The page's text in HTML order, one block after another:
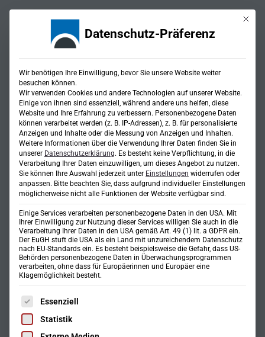
Blitzschutz- und
Erdungsanlagen
Mit
Datenschutz-Präferenz
Wir benötigen Ihre Einwilligung, bevor Sie unsere Website weiter
besuchen können.
Wir verwenden Cookies und andere Technologien auf unserer Website.
Einige von ihnen sind essenziell, während andere uns helfen, diese
Website und Ihre Erfahrung zu verbessern. Personenbezogene Daten
können verarbeitet werden (z. B. IP-Adressen), z. B. für personalisierte
Anzeigen und Inhalte oder die Messung von Anzeigen und Inhalten.
Weitere Informationen über die Verwendung Ihrer Daten finden Sie in
unserer Datenschutzerklärung. Es besteht keine Verpflichtung, in die
Verarbeitung Ihrer Daten einzuwilligen, um dieses Angebot zu nutzen.
Sie können Ihre Auswahl jederzeit unter Einstellungen widerrufen oder
anpassen. Bitte beachten Sie, dass aufgrund individueller Einstellungen
möglicherweise nicht alle Funktionen der Website verfügbar sind.
Einige Services verarbeiten personenbezogene Daten in den USA. Mit
Ihrer Einwilligung zur Nutzung dieser Services willigen Sie auch in die
Verarbeitung Ihrer Daten in den USA gemäß Art. 49 (1) lit. a GDPR ein.
Der EuGH stuft die USA als ein Land mit unzureichendem Datenschutz
nach EU-Standards ein. Es besteht beispielsweise die Gefahr, dass US-
Behörden personenbezogene Daten in Überwachungsprogrammen
verarbeiten, ohne dass für Europäerinnen und Europäer eine
Klagemöglichkeit besteht.
Es folgt eine Liste der Service-Gruppen, für die eine
Essenziell
Statistik